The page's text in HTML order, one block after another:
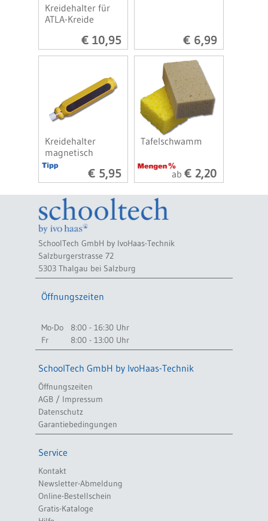
Kreidehalter für
ATLA-Kreide
€ 10,95 € 6,99
Kreidehalter
magnetisch
€ 5,95
Tafelschwamm
ab € 2,20
SchoolTech GmbH by IvoHaas-Technik
Salzburgerstrasse 72
5303 Thalgau bei Salzburg
Öffnungszeiten
Mo-Do
8:00 - 16:30 Uhr
Fr
8:00 - 13:00 Uhr
SchoolTech GmbH by IvoHaas-Technik
Öffnungszeiten
AGB / Impressum
Datenschutz
Garantiebedingungen
Service
Kontakt
Newsletter-Abmeldung
Online-Bestellschein
Gratis-Kataloge